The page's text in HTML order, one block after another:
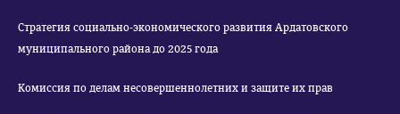
Стратегия социально-экономического развития Ардатовского
муниципального района до 2025 года
Комиссия по делам несовершеннолетних и защите их прав